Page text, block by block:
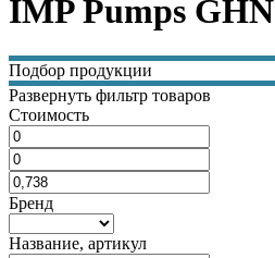
IMP Pumps GHN
Подбор продукции
Развернуть фильтр товаров
Стоимость
Бренд
Название, артикул